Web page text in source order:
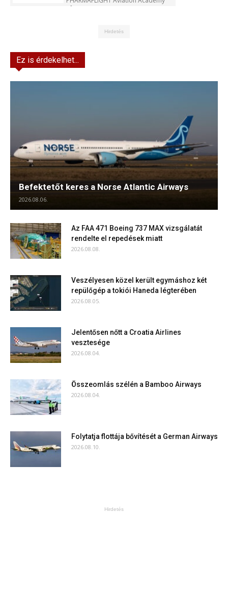
Kft.
Hirdetés
Ez is érdekelhet...
Befektetőt keres a Norse Atlantic Airways
2026.08.06.
Az FAA 471 Boeing 737 MAX vizsgálatát
rendelte el repedések miatt
2026.08.08.
Veszélyesen közel került egymáshoz két
repülőgép a tokiói Haneda légterében
2026.08.05.
Jelentősen nőtt a Croatia Airlines
vesztesége
2026.08.04.
Összeomlás szélén a Bamboo Airways
2026.08.04.
Folytatja flottája bővítését a German Airways
2026.08.10.
Hirdetés